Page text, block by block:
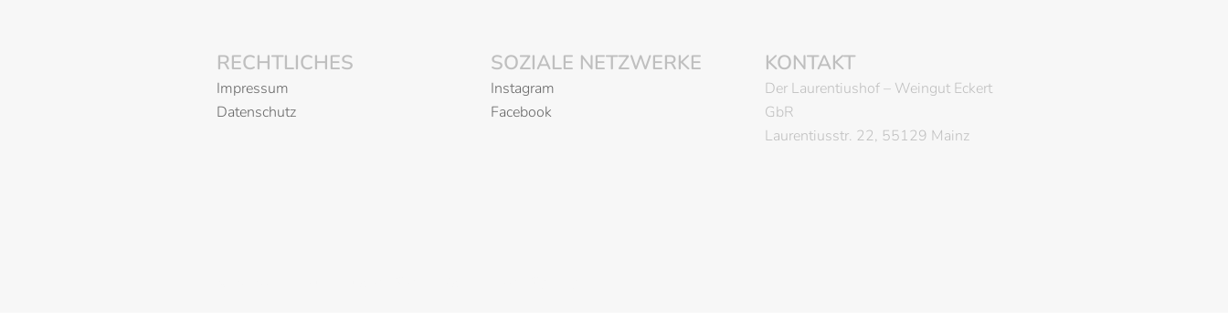
RECHTLICHES
Impressum
Datenschutz
SOZIALE NETZWERKE
Instagram
Facebook
KONTAKT
Der Laurentiushof – Weingut Eckert
GbR
Laurentiusstr. 22, 55129 Mainz